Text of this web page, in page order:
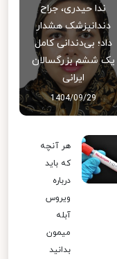
ندا حیدری، جراح
دندانپزشک هشدار
داد؛ بی‌دندانی کامل
یک ششم بزرگسالان
ایرانی
1404/09/29
هر آنچه
که باید
درباره
ویروس
آبله
میمون
بدانید